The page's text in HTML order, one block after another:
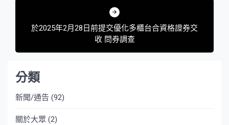
於2025年2月28日前提交優化多櫃台合資格證券交
收 問券調查
分類
新聞/通告 (92)
關於大眾 (2)